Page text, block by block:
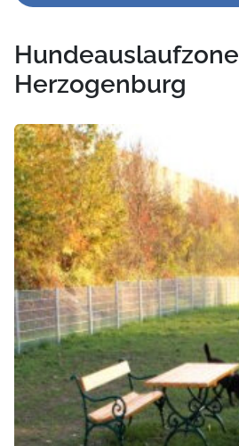
Hundeauslaufzone
Herzogenburg